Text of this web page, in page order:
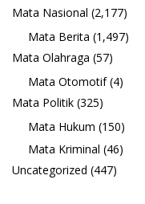
Mata Nasional (2,177)
Mata Berita (1,497)
Mata Olahraga (57)
Mata Otomotif(4)
Mata Politik (325)
Mata Hukum (150)
Mata Kriminal (46)
Uncategorized (447)